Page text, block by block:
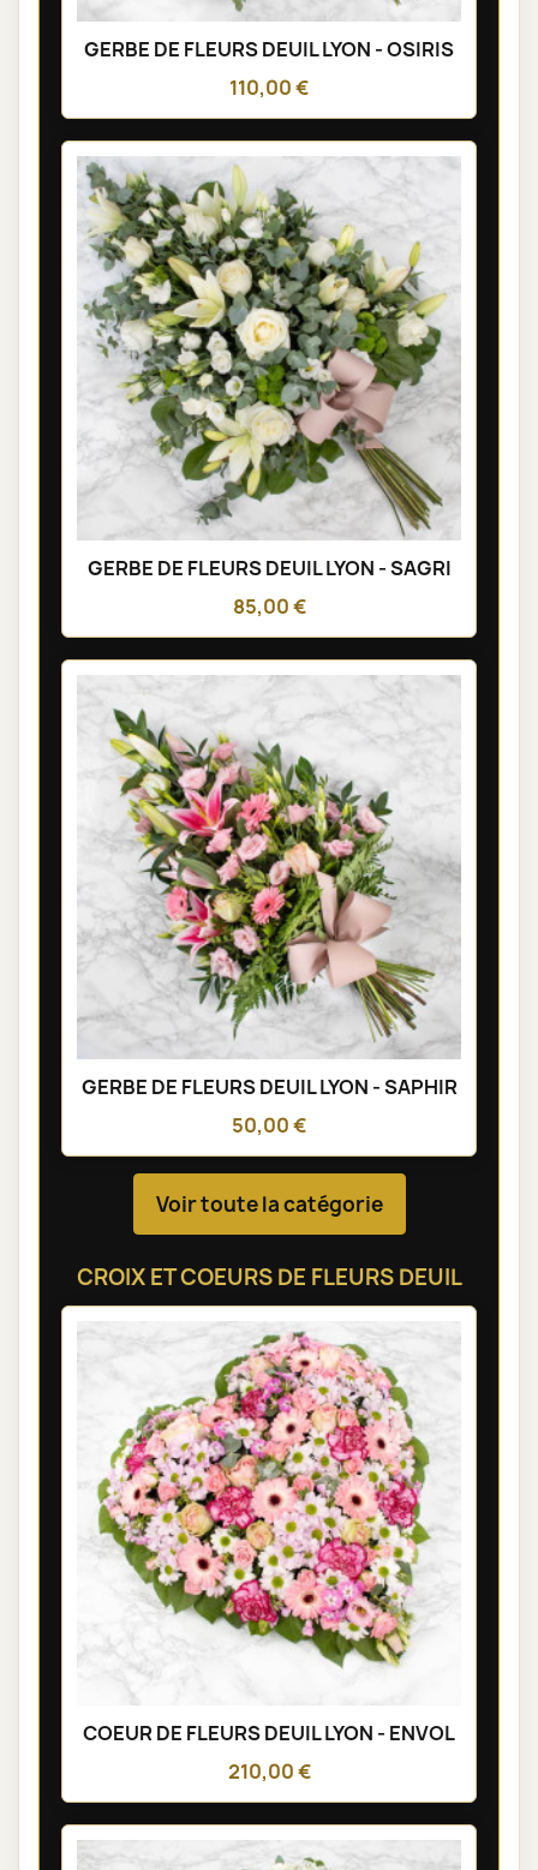
GERBE DE FLEURS DEUIL LYON - OSIRIS
110,00 €
GERBE DE FLEURS DEUIL LYON - SAGRI
85,00 €
GERBE DE FLEURS DEUIL LYON - SAPHIR
50,00 €
Voir toute la catégorie
CROIX ET COEURS DE FLEURS DEUIL
COEUR DE FLEURS DEUIL LYON - ENVOL
210,00 €